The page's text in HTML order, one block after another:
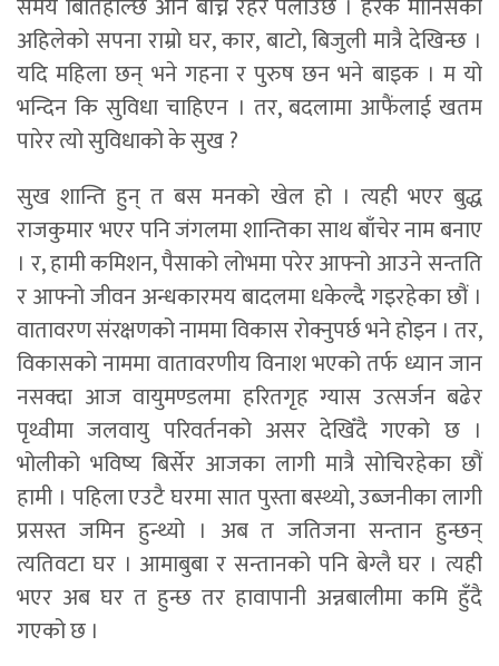
अहिलेको सपना राम्रो घर, कार, बाटो, बिजुली मात्रै देखिन्छ ।
यदि महिला छन् भने गहना र पुरुष छन भने बाइक । म यो
भन्दिन कि सुविधा चाहिएन । तर, बदलामा आफैंलाई खतम
पारेर त्यो सुविधाको के सुख ?
सुख शान्ति हुन् त बस मनको खेल हो । त्यही भएर बुद्ध
राजकुमार भएर पनि जंगलमा शान्तिका साथ बाँचेर नाम बनाए
। र, हामी कमिशन, पैसाको लोभमा परेर आफ्नो आउने सन्तति
र आफ्नो जीवन अन्धकारमय बादलमा धकेल्दै गइरहेका छौं ।
वातावरण संरक्षणको नाममा विकास रोक्नुपर्छ भने होइन । तर,
विकासको नाममा वातावरणीय विनाश भएको तर्फ ध्यान जान
नसक्दा आज वायुमण्डलमा हरितगृह ग्यास उत्सर्जन बढेर
पृथ्वीमा जलवायु परिवर्तनको असर देखिँदै गएको छ ।
भोलीको भविष्य बिर्सेर आजका लागी मात्रै सोचिरहेका छौं
हामी । पहिला एउटै घरमा सात पुस्ता बस्थ्यो, उब्जनीका लागी
प्रसस्त जमिन हुन्थ्यो । अब त जतिजना सन्तान हुन्छन्
त्यतिवटा घर । आमाबुबा र सन्तानको पनि बेग्लै घर । त्यही
भएर अब घर त हुन्छ तर हावापानी अन्नबालीमा कमि हुँदै
गएको छ ।